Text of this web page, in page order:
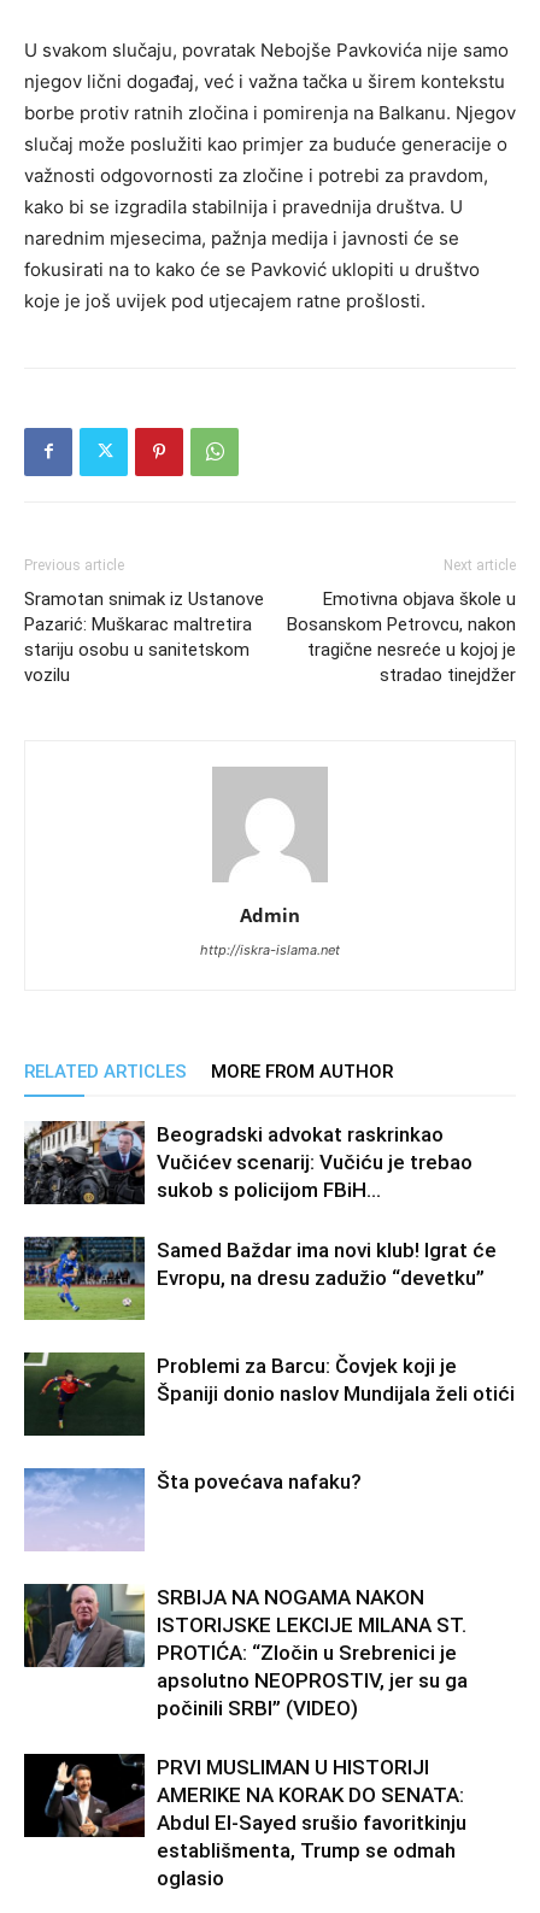
U svakom slučaju, povratak Nebojše Pavkovića nije samo
njegov lični događaj, već i važna tačka u širem kontekstu
borbe protiv ratnih zločina i pomirenja na Balkanu. Njegov
slučaj može poslužiti kao primjer za buduće generacije o
važnosti odgovornosti za zločine i potrebi za pravdom,
kako bi se izgradila stabilnija i pravednija društva. U
narednim mjesecima, pažnja medija i javnosti će se
fokusirati na to kako će se Pavković uklopiti u društvo
koje je još uvijek pod utjecajem ratne prošlosti.
Previous article
Sramotan snimak iz Ustanove
Pazarić: Muškarac maltretira
stariju osobu u sanitetskom
vozilu
Next article
Emotivna objava škole u
Bosanskom Petrovcu, nakon
tragične nesreće u kojoj je
stradao tinejdžer
Admin
http://iskra-islama.net
RELATED ARTICLES MORE FROM AUTHOR
Beogradski advokat raskrinkao
Vučićev scenarij: Vučiću je trebao
sukob s policijom FBiH…
Samed Baždar ima novi klub! Igrat će
Evropu, na dresu zadužio “devetku”
Problemi za Barcu: Čovjek koji je
Španiji donio naslov Mundijala želi otići
Šta povećava nafaku?
SRBIJA NA NOGAMA NAKON
ISTORIJSKE LEKCIJE MILANA ST.
PROTIĆA: “Zločin u Srebrenici je
apsolutno NEOPROSTIV, jer su ga
počinili SRBI” (VIDEO)
PRVI MUSLIMAN U HISTORIJI
AMERIKE NA KORAK DO SENATA:
Abdul El-Sayed srušio favoritkinju
establišmenta, Trump se odmah
oglasio